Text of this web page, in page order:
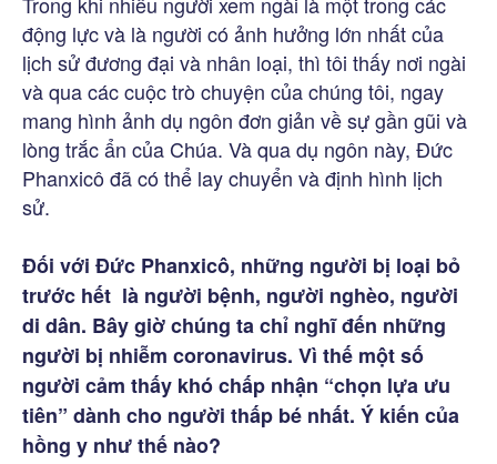
động lực và là người có ảnh hưởng lớn nhất của
lịch sử đương đại và nhân loại, thì tôi thấy nơi ngài
và qua các cuộc trò chuyện của chúng tôi, ngay
mang hình ảnh dụ ngôn đơn giản về sự gần gũi và
lòng trắc ẩn của Chúa. Và qua dụ ngôn này, Đức
Phanxicô đã có thể lay chuyển và định hình lịch
sử.
Đối với Đức Phanxicô, những người bị loại bỏ
trước hết là người bệnh, người nghèo, người
di dân. Bây giờ chúng ta chỉ nghĩ đến những
người bị nhiễm coronavirus. Vì thế một số
người cảm thấy khó chấp nhận “chọn lựa ưu
tiên” dành cho người thấp bé nhất. Ý kiến của
hồng y như thế nào?